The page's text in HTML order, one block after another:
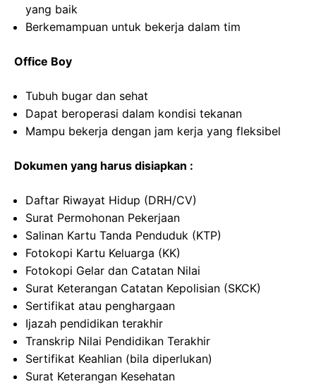
yang baik
Berkemampuan untuk bekerja dalam tim
Office Boy
Tubuh bugar dan sehat
Dapat beroperasi dalam kondisi tekanan
Mampu bekerja dengan jam kerja yang fleksibel
Dokumen yang harus disiapkan :
Daftar Riwayat Hidup (DRH/CV)
Surat Permohonan Pekerjaan
Salinan Kartu Tanda Penduduk (KTP)
Fotokopi Kartu Keluarga (KK)
Fotokopi Gelar dan Catatan Nilai
Surat Keterangan Catatan Kepolisian (SKCK)
Sertifikat atau penghargaan
Ijazah pendidikan terakhir
Transkrip Nilai Pendidikan Terakhir
Sertifikat Keahlian (bila diperlukan)
Surat Keterangan Kesehatan